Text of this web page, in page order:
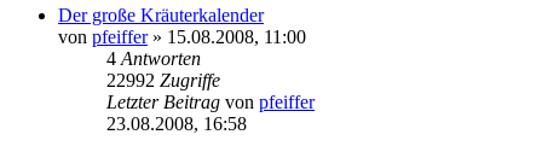
Der große Kräuterkalender
von pfeiffer» 15.08.2008, 11:00
4 Antworten
22992 Zugriffe
Letzter Beitrag von pfeiffer
23.08.2008, 16:58